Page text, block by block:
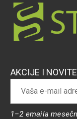
AKCIJE I
1–2 emaila